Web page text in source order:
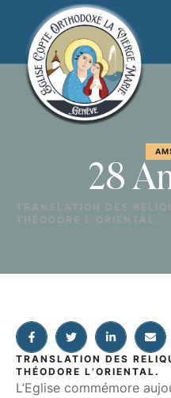
28
TRANSLATION DES
THÉODORE L’ORIENTAL.
TRANSLATION DES
THÉODORE L’ORIENTAL.
L’Eglise commémore